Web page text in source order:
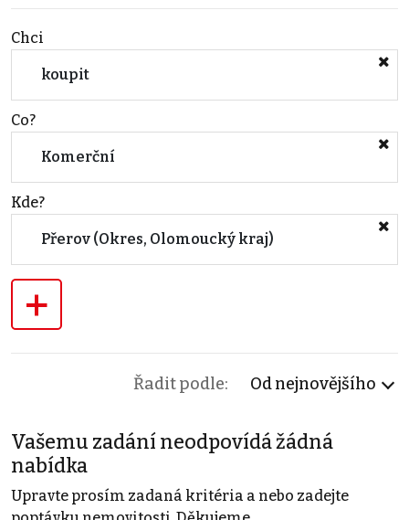
Chci
koupit
Co?
Komerční
Kde?
Přerov (Okres, Olomoucký kraj)
+
Řadit podle: Od nejnovějšího
Vašemu zadání neodpovídá žádná
nabídka
Upravte prosím zadaná kritéria a nebo zadejte